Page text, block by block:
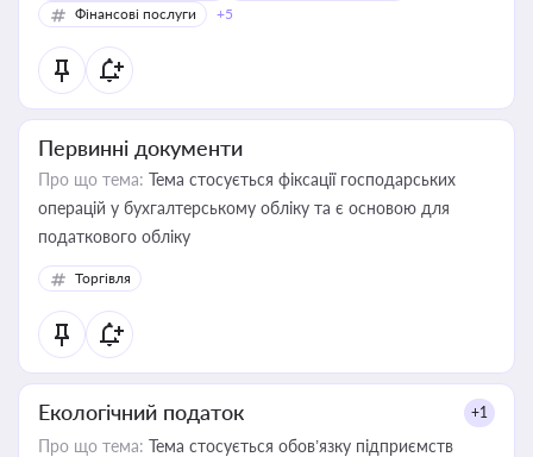
Фінансові послуги
+5
Первинні документи
Про що тема: Тема стосується фіксації господарських
операцій у бухгалтерському обліку та є основою для
податкового обліку
Торгівля
Екологічний податок +1
Про що тема: Тема стосується обов’язку підприємств